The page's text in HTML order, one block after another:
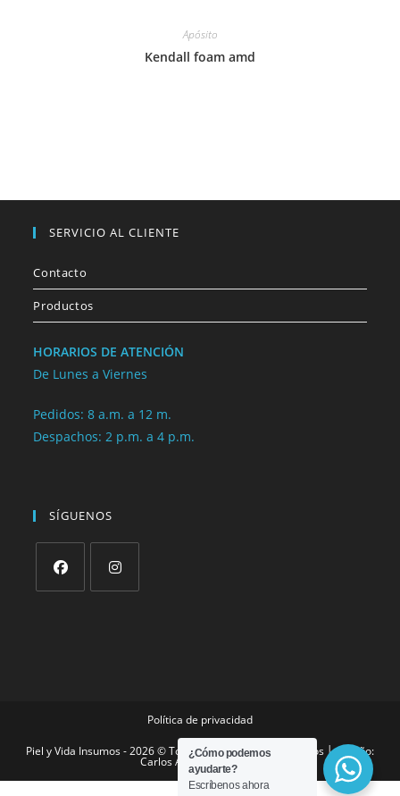
Apósito
Kendall foam amd
SERVICIO AL CLIENTE
Contacto
Productos
HORARIOS DE ATENCIÓN
De Lunes a Viernes
Pedidos: 8 a.m. a 12 m.
Despachos: 2 p.m. a 4 p.m.
SÍGUENOS
Política de privacidad
Piel y Vida Insumos - 2026 © Todos los derechos reservados │ Diseño:
Carlos Alberto González
¿Cómo podemos
ayudarte?
Escríbenos ahora